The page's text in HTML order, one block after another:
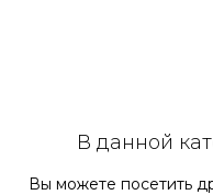
В данной
Вы можете посетить